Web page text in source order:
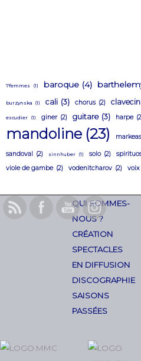
7femmes (1) baroque (4)
burzynska (1) cali (3) chorus (2) clavecin
escudier (1) giner (2) guitare (3) harpe
mandoline (23) markeas
sandoval (2) sinnhuber (1) solo (2)
viole de gambe (2) vodenitcharov (2) voix
QUI SOMMES-
NOUS ?
CRÉATION
SPECTACLES
EN DIFFUSION
DISCOGRAPHIE
SAISONS
PASSÉES